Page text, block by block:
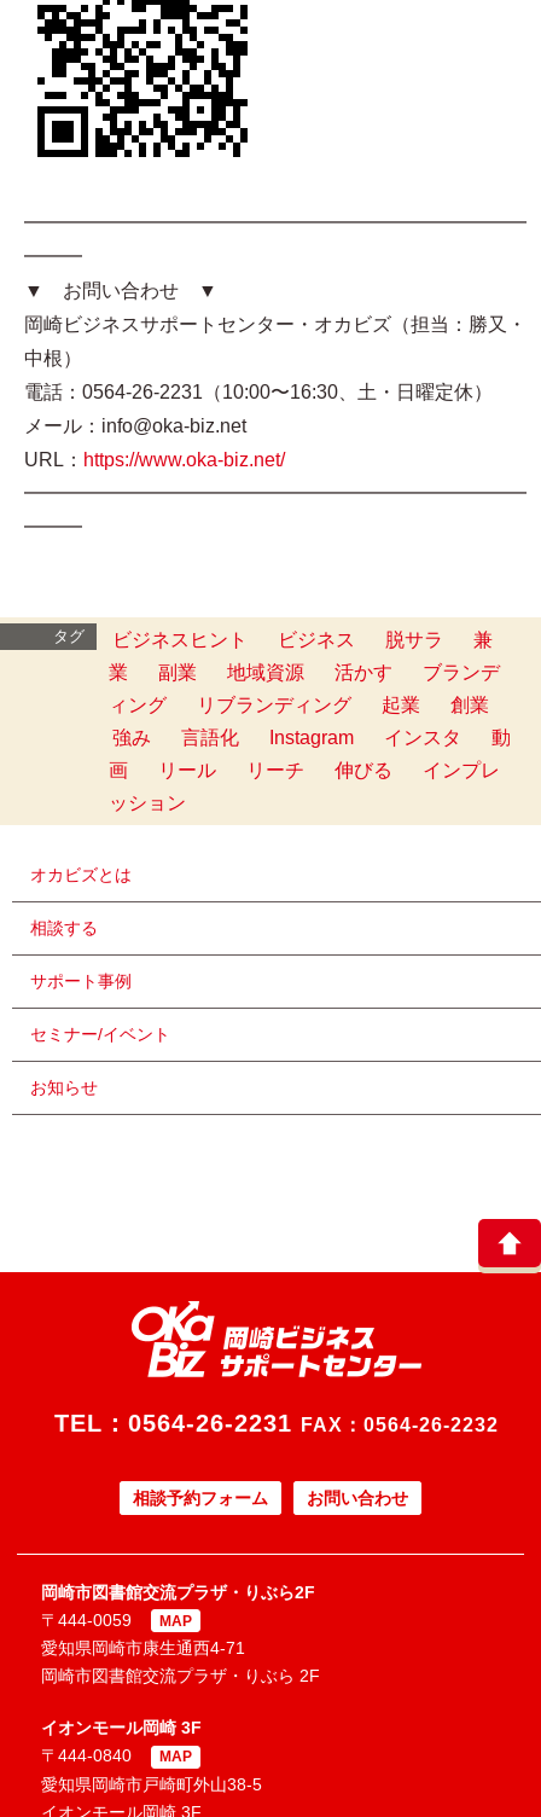
━━━━━━━━━━━━━━━━━━━━━━━━━━
━━━
▼ お問い合わせ ▼
岡崎ビジネスサポートセンター・オカビズ（担当：勝又・
中根）
電話：0564-26-2231（10:00〜16:30、土・日曜定休）
メール：info@oka-biz.net
URL： https://www.oka-biz.net/
━━━━━━━━━━━━━━━━━━━━━━━━━━
━━━
タグ ビジネスヒント ビジネス 脱サラ
兼
業
副業 地域資源 活かす
ブランデ
ィング
リブランディング 起業
創業
強み
言語化 Instagram インスタ
動
画
リール リーチ 伸びる
インプレ
ッション
オカビズとは
相談する
サポート事例
セミナー/イベント
お知らせ
TEL： 0564-26-2231 FAX：0564-26-2232
相談予約フォーム お問い合わせ
岡崎市図書館交流プラザ・りぶら2F
〒444-0059
MAP
愛知県岡崎市康生通西4-71
岡崎市図書館交流プラザ・りぶら 2F
イオンモール岡崎 3F
〒444-0840
MAP
愛知県岡崎市戸崎町外山38-5
イオンモール岡崎 3F